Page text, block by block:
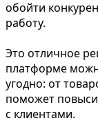
обойти
работу.
Это отличное
платформе
угодно: от
поможет
с клиентами.